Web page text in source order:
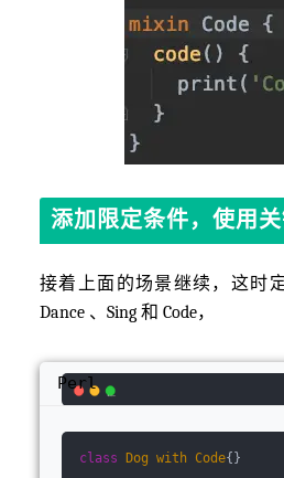
添加限定条件，使用
接着上面的场景继续，这时
Dance 、Sing 和 Code，
class Dog with Code{}
Perl